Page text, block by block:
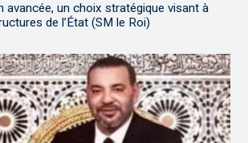
avancée, un choix stratégique visant à
de l’État (SM le Roi)